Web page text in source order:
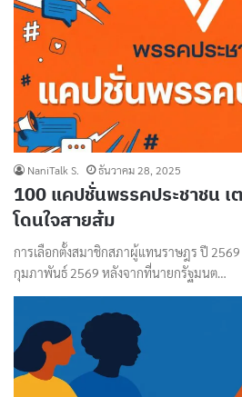
NaniTalk S. ธันวาคม 28, 2025
100 แคปชั่นพรรคประชาชน
โดนใจสายส้ม
การเลือกตั้งสมาชิกสภาผู้แทนราษฎร ปี 2569
กุมภาพันธ์ 2569 หลังจากที่นายกรัฐมนต…